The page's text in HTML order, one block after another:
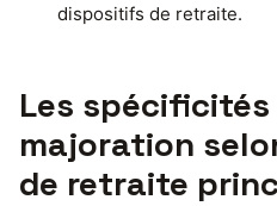
dispositifs de retraite.
Les spécificités
majoration
de retraite